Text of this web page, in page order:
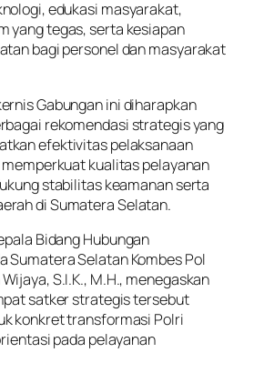
edukasi masyarakat,
yang tegas, serta kesiapan
bagi personel dan masyarakat
Gabungan ini diharapkan
rekomendasi strategis yang
efektivitas pelaksanaan
kualitas pelayanan
stabilitas keamanan serta
di Sumatera Selatan.
Bidang Hubungan
Sumatera Selatan Kombes Pol
S.I.K., M.H., menegaskan
satker strategis tersebut
konkret transformasi Polri
pada pelayanan